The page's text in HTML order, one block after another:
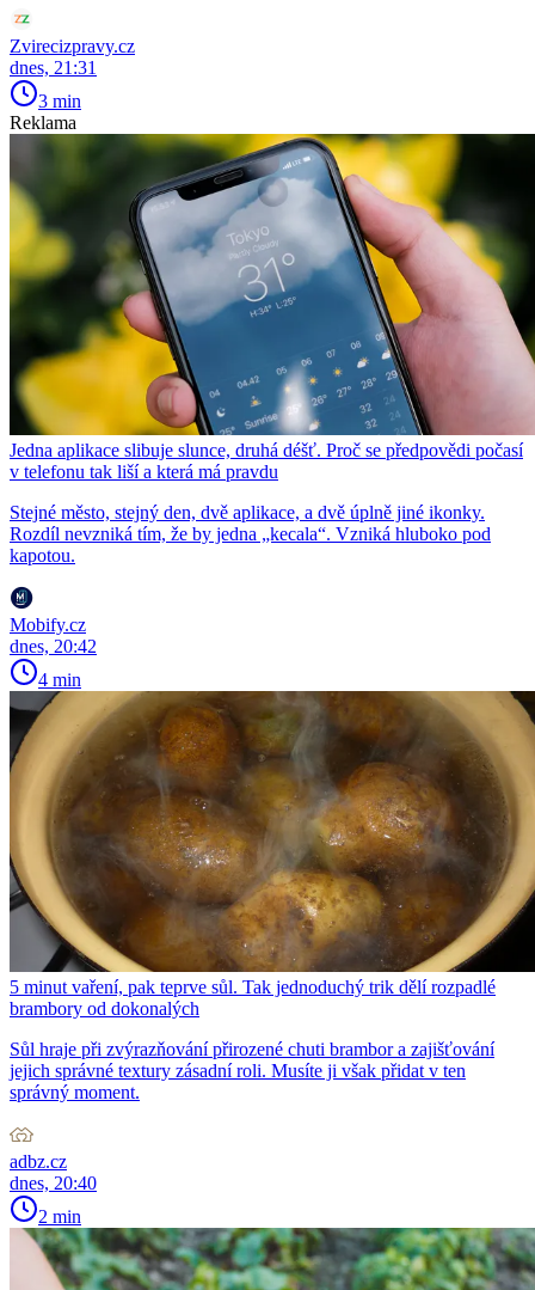
Zvirecizpravy.cz
dnes, 21:31
3 min
Reklama
Jedna aplikace slibuje slunce, druhá déšť. Proč se předpovědi počasí
v telefonu tak liší a která má pravdu
Stejné město, stejný den, dvě aplikace, a dvě úplně jiné ikonky.
Rozdíl nevzniká tím, že by jedna „kecala“. Vzniká hluboko pod
kapotou.
Mobify.cz
dnes, 20:42
4 min
5 minut vaření, pak teprve sůl. Tak jednoduchý trik dělí rozpadlé
brambory od dokonalých
Sůl hraje při zvýrazňování přirozené chuti brambor a zajišťování
jejich správné textury zásadní roli. Musíte ji však přidat v ten
správný moment.
adbz.cz
dnes, 20:40
2 min